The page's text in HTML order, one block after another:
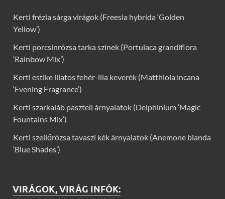
Kerti frézia sárga virágok (Freesia hybrida ‘Golden
Yellow’)
Kerti porcsinrózsa tarka színek (Portulaca grandiflora
‘Rainbow Mix’)
Kerti estike illatos fehér-lila keverék (Matthiola incana
‘Evening Fragrance’)
Kerti szarkaláb pasztell árnyalatok (Delphinium ‘Magic
Fountains Mix’)
Kerti szellőrózsa tavaszi kék árnyalatok (Anemone blanda
‘Blue Shades’)
VIRÁGOK, VIRÁG INFÓK: